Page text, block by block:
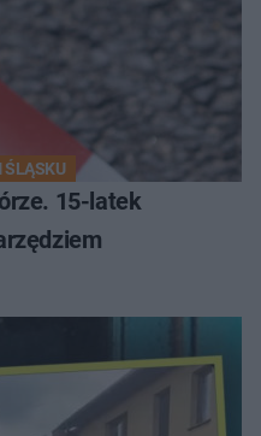
ŚLĄSKU
15-latek